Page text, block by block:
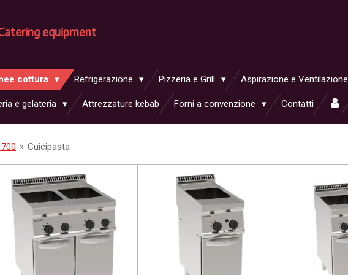
equipment
cottura Refrigerazione Pizzeria e Grill Aspirazione e Ventilazione
e gelateria Attrezzature kebab Forni a convenzione Contatti
» Cuicipasta